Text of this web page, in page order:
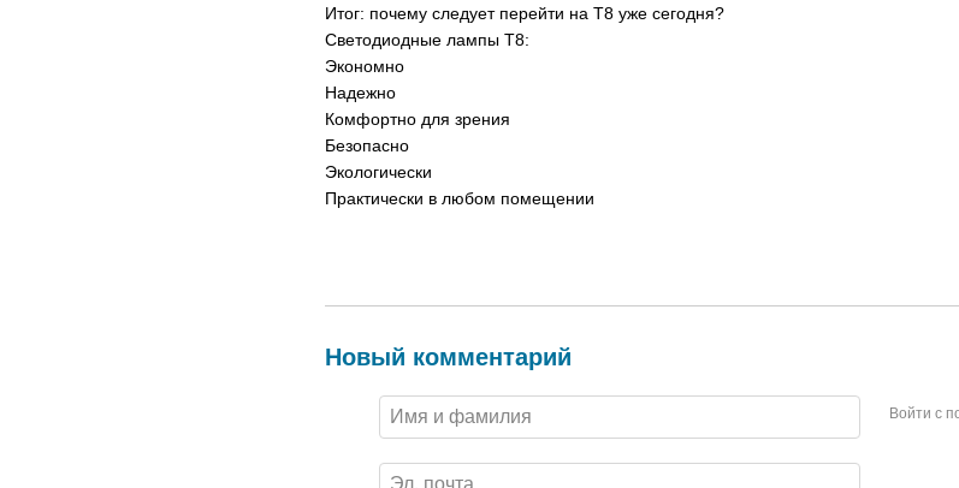
Итог: почему следует перейти на T8 уже сегодня?
Светодиодные лампы T8:
Экономно
Надежно
Комфортно для зрения
Безопасно
Экологически
Практически в любом помещении
Новый комментарий
Войти с